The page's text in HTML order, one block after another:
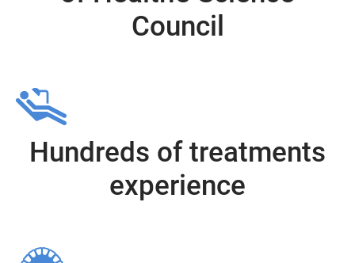
Council
Hundreds of treatments
experience